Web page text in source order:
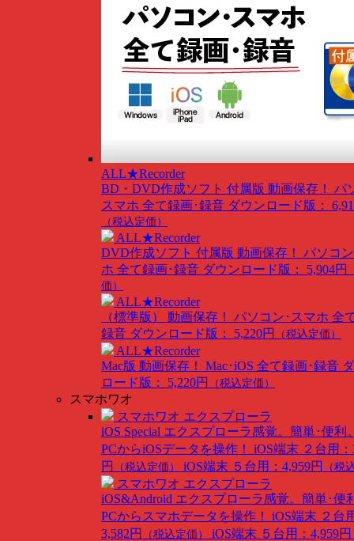
ALL★Recorder
BD・DVD作成ソフト 付属版 動画保存！ パ
スマホ 全て録画･録音 ダウンロード版：
（税込定価）
ALL★Recorder
DVD作成ソフト 付属版 動画保存！ パソコ
ホ 全て録画･録音 ダウンロード版： 5,904円
価）
ALL★Recorder
（標準版） 動画保存！ パソコン･スマホ 全
録音 ダウンロード版： 5,220円 （税込定価）
ALL★Recorder
Mac版 動画保存！ Mac･iOS 全て録画･録音
ロード版： 5,220円
（税込定価）
スマホワオ
スマホワオ エクスプローラ
iOS Special エクスプローラ感覚。簡単･便利
PCからiOSデータを操作！ iOS端末 ２台用：
円
（税込定価） iOS端末 ５台用：4,959円 （税
スマホワオ エクスプローラ
iOS&Android エクスプローラ感覚。簡単･便
PCからスマホデータを操作！ iOS端末 ２台
3,582円
（税込定価） iOS端末 ５台用：4,959円